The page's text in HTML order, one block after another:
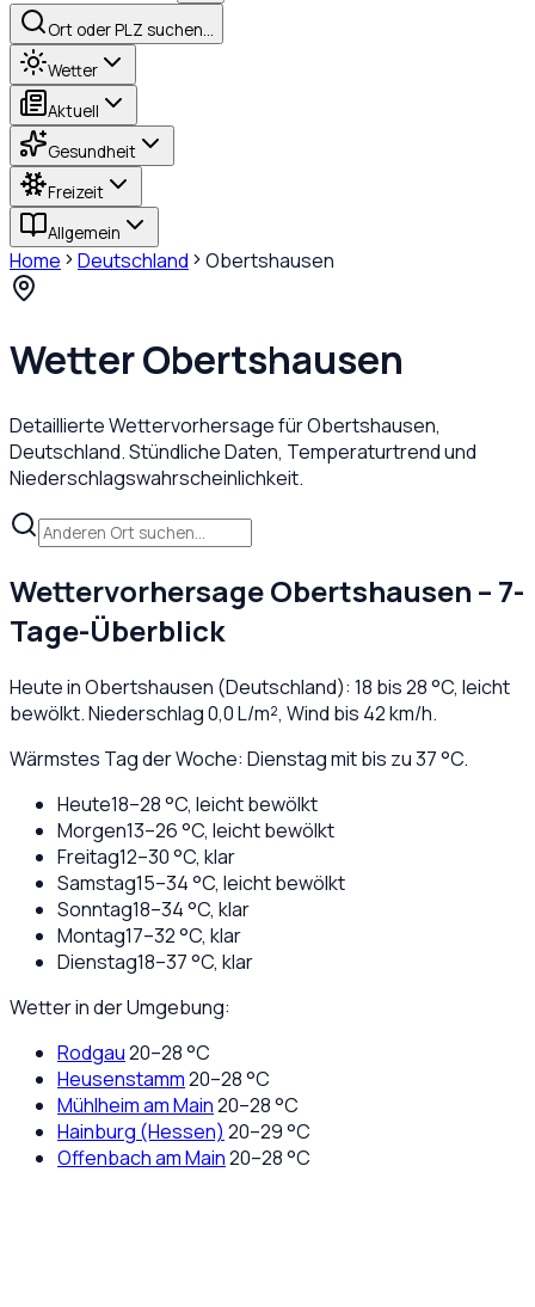
Ort oder PLZ suchen…
Wetter
Aktuell
Gesundheit
Freizeit
Allgemein
Home Deutschland Obertshausen
WetterObertshausen
Detaillierte Wettervorhersage fürObertshausen,
Deutschland. Stündliche Daten, Temperaturtrend und
Niederschlagswahrscheinlichkeit.
WettervorhersageObertshausen – 7-
Tage-Überblick
Heute inObertshausen (Deutschland): 18 bis28°C, leicht
bewölkt. Niederschlag0,0L/m², Wind bis 42km/h.
Wärmstes Tag der Woche: Dienstag mit bis zu 37 °C.
Heute18–28°C, leicht bewölkt
Morgen13–26°C, leicht bewölkt
Freitag12–30°C, klar
Samstag15–34°C, leicht bewölkt
Sonntag18–34°C, klar
Montag17–32°C, klar
Dienstag18–37°C, klar
Wetter in der Umgebung:
Rodgau20–28°C
Heusenstamm20–28°C
Mühlheim am Main20–28°C
Hainburg (Hessen) 20–29°C
Offenbach am Main20–28°C